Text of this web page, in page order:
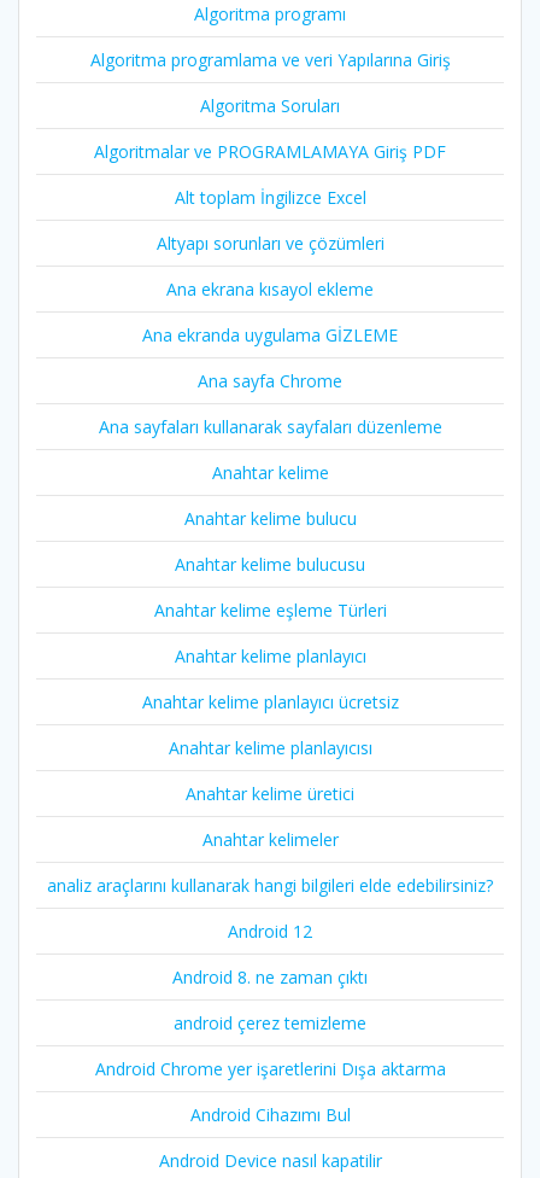
Algoritma programı
Algoritma programlama ve veri Yapılarına Giriş
Algoritma Soruları
Algoritmalar ve PROGRAMLAMAYA Giriş PDF
Alt toplam İngilizce Excel
Altyapı sorunları ve çözümleri
Ana ekrana kısayol ekleme
Ana ekranda uygulama GİZLEME
Ana sayfa Chrome
Ana sayfaları kullanarak sayfaları düzenleme
Anahtar kelime
Anahtar kelime bulucu
Anahtar kelime bulucusu
Anahtar kelime eşleme Türleri
Anahtar kelime planlayıcı
Anahtar kelime planlayıcı ücretsiz
Anahtar kelime planlayıcısı
Anahtar kelime üretici
Anahtar kelimeler
analiz araçlarını kullanarak hangi bilgileri elde edebilirsiniz?
Android 12
Android 8. ne zaman çıktı
android çerez temizleme
Android Chrome yer işaretlerini Dışa aktarma
Android Cihazımı Bul
Android Device nasıl kapatilir